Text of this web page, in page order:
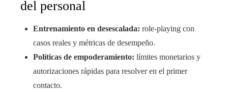
del personal
Entrenamiento en desescalada: role-playing con
casos reales y métricas de desempeño.
Políticas de empoderamiento: límites monetarios y
autorizaciones rápidas para resolver en el primer
contacto.